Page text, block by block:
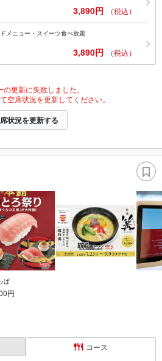
3,890円 （税込）
メニュー・スイーツ食べ放題
3,890円 （税込）
の更新に失敗しました。
空席状況を更新してください。
状況を更新する
ぱ
円
コース